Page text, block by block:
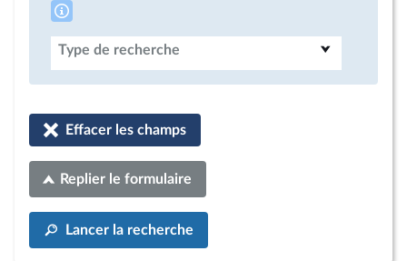
Type de recherche
Effacer les champs
Replier le formulaire
Lancer la recherche